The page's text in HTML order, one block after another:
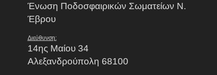
Ένωση Ποδοσφαιρικών Σωματείων Ν.
Έβρου
Διεύθυνση:
14ης Μαίου 34
Αλεξανδρούπολη 68100